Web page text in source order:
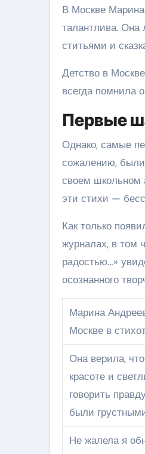
В Москве Марина
талантлива.
ститьями и
Детство в
всегда помнила
Первые
Однако, самые
сожалению,
своем школьном
эти стихи —
Как только
журналах, в том
радостью…»
осознанного
Марина
Москве в
Она верила,
красоте и
говорить
были
Не жалела я